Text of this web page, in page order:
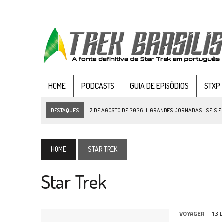
HOME PODCASTS GUIA DE EPISÓDIOS STXP
DESTAQUES 7 DE AGOSTO DE 2026 | GRANDES JORNADAS | SEIS
5 DE AGOSTO DE 2026 | BALDE DO ODO #122 CHILDREN OF TIME
4 DE AGOSTO DE 2026
PARAMOUNT E CBS DERRUBAM NOVO VÍDEO
HOME STAR TREK
Star Trek
VOYAGER 13